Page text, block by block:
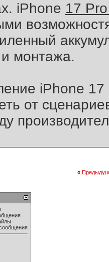
iPhone 17
монтажа.
iPhone
от
«